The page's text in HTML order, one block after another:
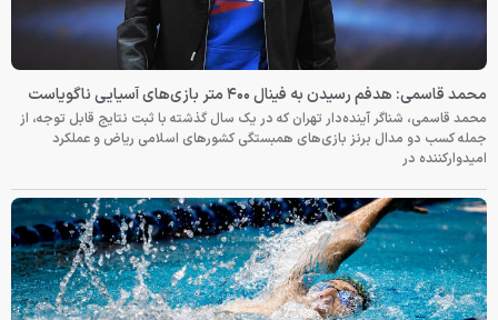
محمد قاسمی: هدفم رسیدن به فینال ۴۰۰ متر بازی‌های آسیایی ناگویاست
محمد قاسمی، شناگر آینده‌دار تهران که در یک سال گذشته با ثبت نتایج قابل توجه، از
جمله کسب دو مدال برنز بازی‌های همبستگی کشورهای اسلامی ریاض و عملکرد
امیدوارکننده در